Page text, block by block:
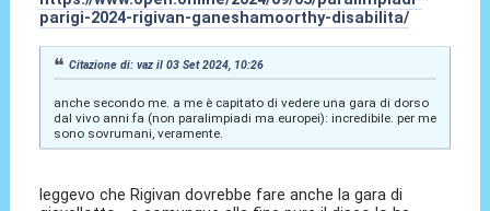
parigi-2024-rigivan-ganeshamoorthy-disabilita/
Citazione di: vaz il 03 Set 2024, 10:26
anche secondo me. a me è capitato di vedere una gara di dorso
dal vivo anni fa (non paralimpiadi ma europei): incredibile. per me
sono sovrumani, veramente.
leggevo che Rigivan dovrebbe fare anche la gara di